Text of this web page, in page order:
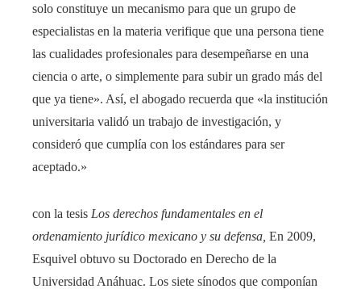
solo constituye un mecanismo para que un grupo de
especialistas en la materia verifique que una persona tiene
las cualidades profesionales para desempeñarse en una
ciencia o arte, o simplemente para subir un grado más del
que ya tiene». Así, el abogado recuerda que «la institución
universitaria validó un trabajo de investigación, y
consideró que cumplía con los estándares para ser
aceptado.»
con la tesis Los derechos fundamentales en el
ordenamiento jurídico mexicano y su defensa, En 2009,
Esquivel obtuvo su Doctorado en Derecho de la
Universidad Anáhuac. Los siete sínodos que componían